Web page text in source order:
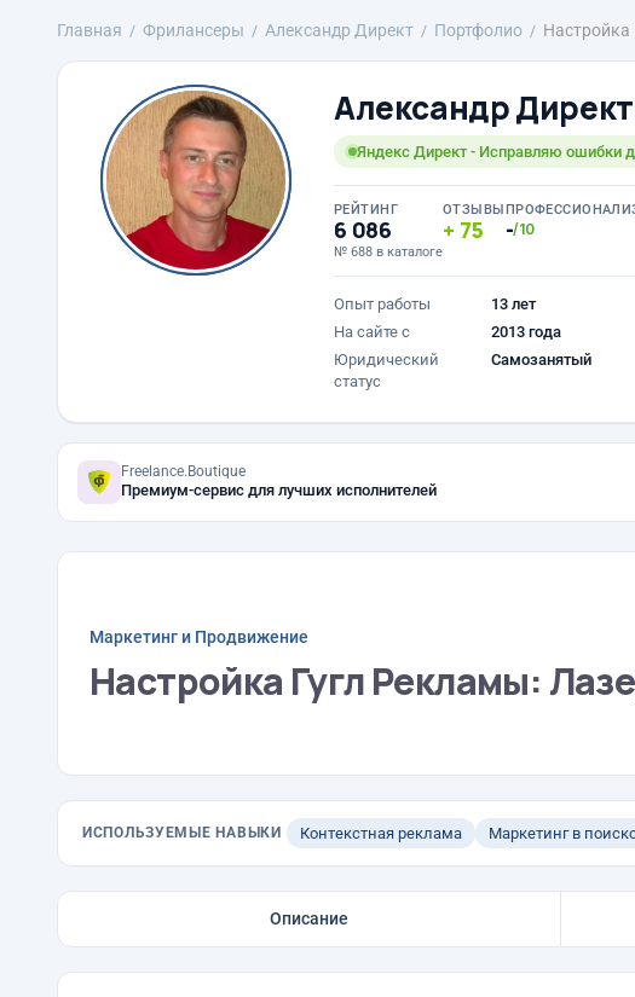
Главная Фрилансеры Александр Директ Портфолио Настройка
Александр Директ
Яндекс Директ - Исправляю ошибки
РЕЙТИНГ
6 086
№ 688 в каталоге
ОТЗЫВЫ
75 -/10
Опыт работы
13 лет
На сайте с
2013 года
Юридический
статус
Самозанятый
Freelance.Boutique
Премиум-сервис для лучших исполнителей
Маркетинг и Продвижение
Настройка Гугл Рекламы:
ИСПОЛЬЗУЕМЫЕ НАВЫКИ Контекстная реклама Маркетинг в
Описание